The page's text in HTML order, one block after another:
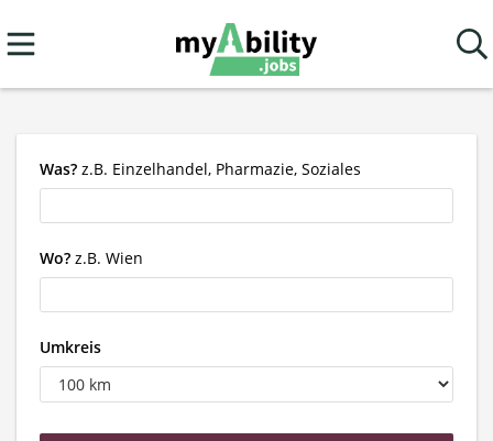
Was? z.B. Einzelhandel, Pharmazie, Soziales
Wo? z.B. Wien
Umkreis